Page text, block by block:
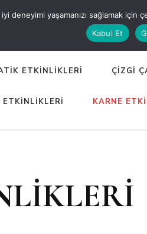
ETKİNLİKLERİ ÇİZGİ
ETKİNLİKLERİ KARNE
yaşamanızı sağlamak
Kabul Et